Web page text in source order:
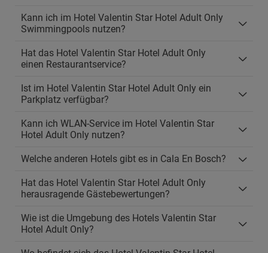
Kann ich im Hotel Valentin Star Hotel Adult Only
Swimmingpools nutzen?
Hat das Hotel Valentin Star Hotel Adult Only
einen Restaurantservice?
Ist im Hotel Valentin Star Hotel Adult Only ein
Parkplatz verfügbar?
Kann ich WLAN-Service im Hotel Valentin Star
Hotel Adult Only nutzen?
Welche anderen Hotels gibt es in Cala En Bosch?
Hat das Hotel Valentin Star Hotel Adult Only
herausragende Gästebewertungen?
Wie ist die Umgebung des Hotels Valentin Star
Hotel Adult Only?